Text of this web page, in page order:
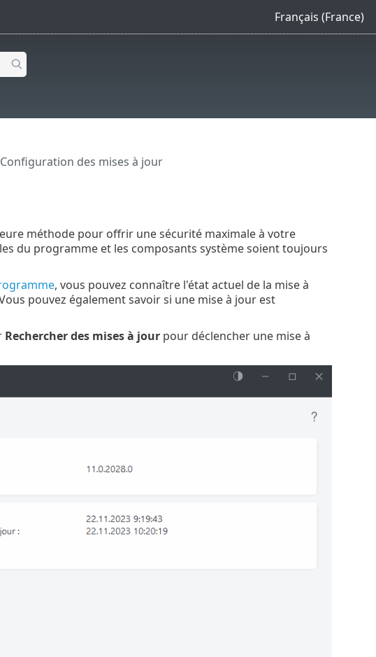
Français (France)
des mises à jour
méthode pour offrir une sécurité maximale à votre
du programme et les composants système soient toujours
, vous pouvez connaître l'état actuel de la mise à
pouvez également savoir si une mise à jour est
Rechercher des mises à jourpour déclencher une mise à